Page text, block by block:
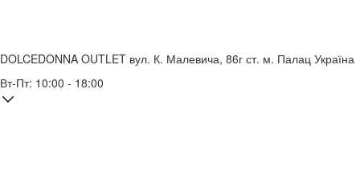
DOLCEDONNA OUTLET вул. К. Малевича, 86г ст. м. Палац Україна
Вт-Пт: 10:00 - 18:00